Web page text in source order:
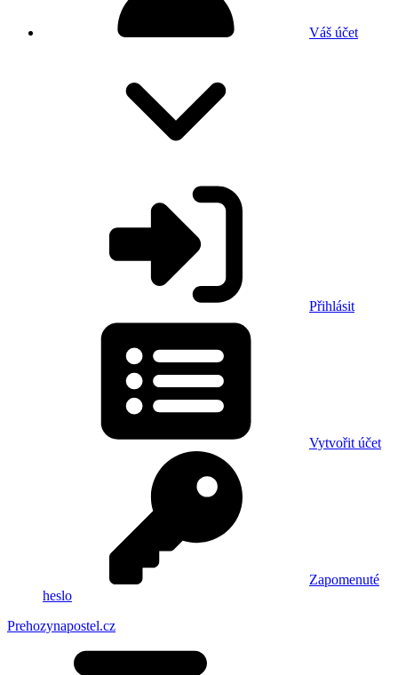
Váš účet
Přihlásit
Vytvořit účet
Zapomenuté
heslo
Prehozynapostel.cz